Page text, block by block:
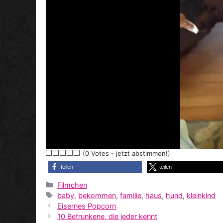
(0 Votes - jetzt abstimmen!)
teilen teilen
Kategorien
Filmchen
Schlagwörter
baby, bekommen,familie, haus, hund, kleinkind
Eisernes Popcorn
10 Betrunkene, die jeder kennt